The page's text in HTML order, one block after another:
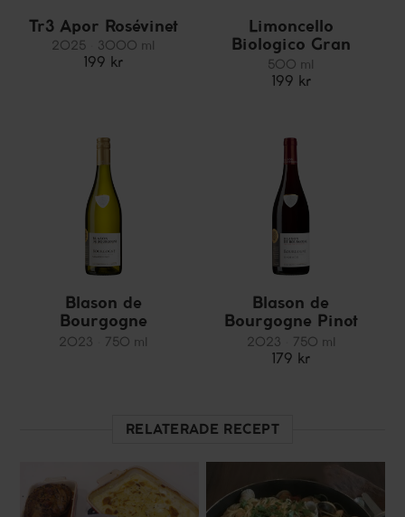
Tr3 Apor Rosévinet
2025 3000 ml
199 kr
Limoncello
Biologico Gran
Gourmet
500 ml
199 kr
Blason de
Bourgogne
Chardonnay
2023 750 ml
Blason de
Bourgogne Pinot
Noir
2023 750 ml
179 kr
RELATERADE RECEPT